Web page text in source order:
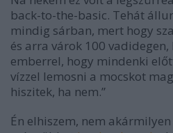
back-to-the-basic. Tehát
mindig sárban, mert hogy
és arra várok 100 vadidegen,
emberrel, hogy mindenki
vízzel lemosni a mocskot
hiszitek, ha nem.”
Én elhiszem, nem